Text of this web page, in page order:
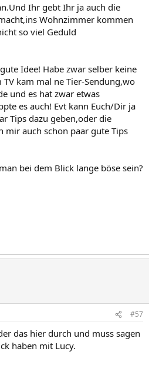
Ihr gebt Ihr ja auch die
Wohnzimmer kommen
so viel Geduld
Idee! Habe zwar selber keine
kam mal ne Tier-Sendung,wo
und es hat zwar etwas
es auch! Evt kann Euch/Dir ja
Tips dazu geben,oder die
mir auch schon paar gute Tips
bei dem Blick lange böse sein?
#57
das hier durch und muss sagen
haben mit Lucy.